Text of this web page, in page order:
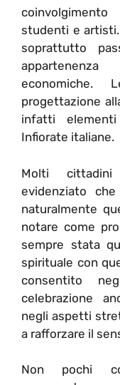
studenti e artisti.
soprattutto
economiche.
progettazione
infatti
Infiorate italiane.
Molti
evidenziato
naturalmente
notare come
sempre stata
spirituale con
consentito
celebrazione
negli aspetti
a rafforzare il
Non pochi